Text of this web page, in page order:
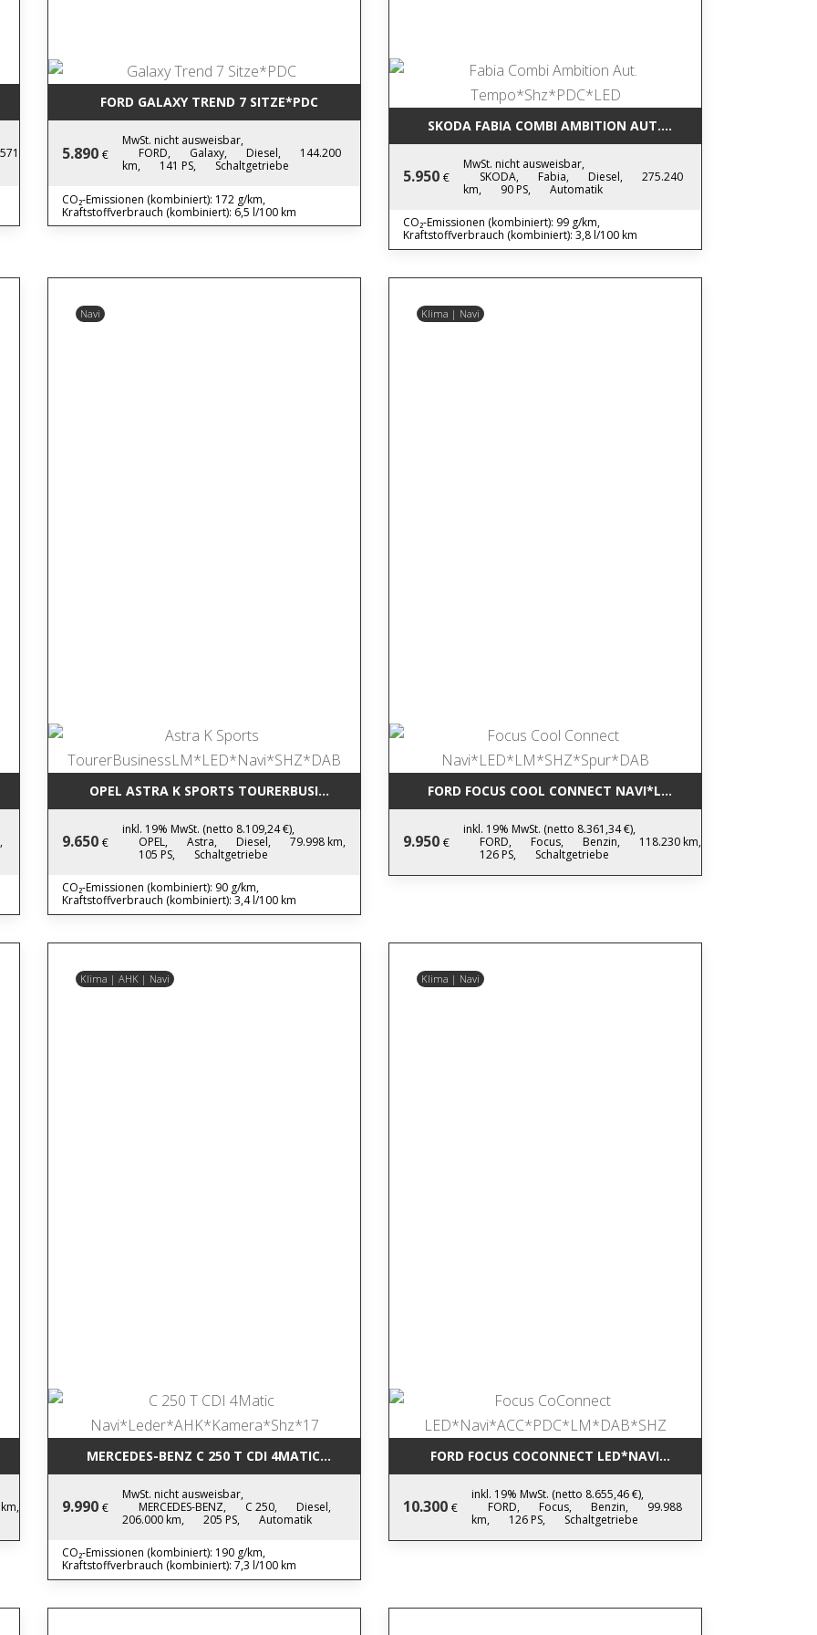
FORD GALAXY TREND 7 SITZE*PDC
5.890 €
MwSt. nicht ausweisbar,
FORD,
Galaxy, Diesel,
144.200
km,
141 PS, Schaltgetriebe
CO₂-Emissionen (kombiniert): 172 g/km,
Kraftstoffverbrauch (kombiniert): 6,5 l/100 km
SKODA FABIA COMBI AMBITION AUT. TEMPO*SHZ*PDC*LED
5.950 €
MwSt. nicht ausweisbar,
SKODA,
Fabia, Diesel,
275.240
km,
90 PS, Automatik
CO₂-Emissionen (kombiniert): 99 g/km,
Kraftstoffverbrauch (kombiniert): 3,8 l/100 km
BENZ GLK 220 CDI BLUEEFFI NAVI*LEDER*TEMP*SHZ*AHK*
Navi
OPEL ASTRA K SPORTS TOURERBUSINESSLM*LED*NAVI*SHZ*DAB
9.650 €
inkl. 19% MwSt. (netto 8.109,24 €),
OPEL,
Astra, Diesel,
79.998 km,
105 PS,
Schaltgetriebe
CO₂-Emissionen (kombiniert): 90 g/km,
Kraftstoffverbrauch (kombiniert): 3,4 l/100 km
Klima | Navi
FORD FOCUS COOL CONNECT NAVI*LED*LM*SHZ*SPUR*DAB
9.950 €
inkl. 19% MwSt. (netto 8.361,34 €),
FORD,
Focus, Benzin,
118.230 km,
126 PS,
Schaltgetriebe
Klima | AHK | Navi
MERCEDES-BENZ C 250 T CDI 4MATIC NAVI*LEDER*AHK*KAMERA*SHZ*17
9.990 €
MwSt. nicht ausweisbar,
MERCEDES-BENZ,
C 250,
Diesel,
206.000 km,
205 PS, Automatik
CO₂-Emissionen (kombiniert): 190 g/km,
Kraftstoffverbrauch (kombiniert): 7,3 l/100 km
Klima | Navi
FORD FOCUS COCONNECT LED*NAVI*ACC*PDC*LM*DAB*SHZ
10.300 €
inkl. 19% MwSt. (netto 8.655,46 €),
FORD,
Focus, Benzin,
99.988
km,
126 PS, Schaltgetriebe